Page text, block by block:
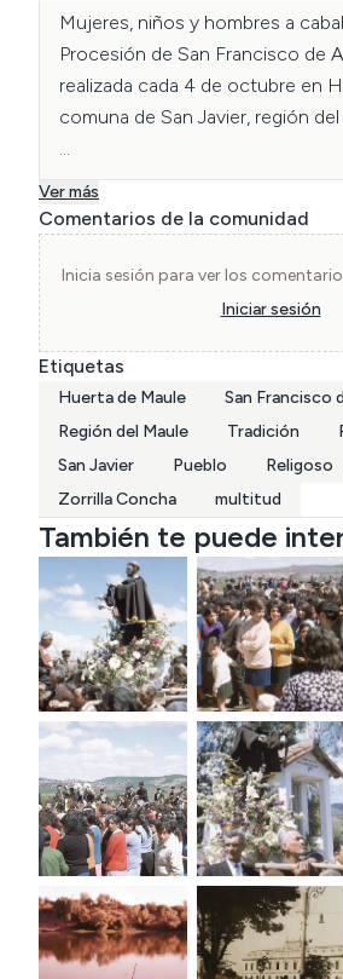
Mujeres, niños y hombres a
Procesión de San Francisco de
realizada cada 4 de octubre en
comuna de San Javier, región del
La festividad comienza con una
con una procesión acompañada
diversas actividades religiosas
y agradecer al “patrono” por las
Fotografía catalogada por Mayra
Tamara Lanz, estudiantes de
Ver más
Comentarios de la comunidad
Inicia sesión para ver los
Iniciar sesión
Etiquetas
Huerta de Maule
San Francisco
Región del Maule
Tradición
San Javier
Pueblo
Religoso
Zorrilla Concha
multitud
También te puede